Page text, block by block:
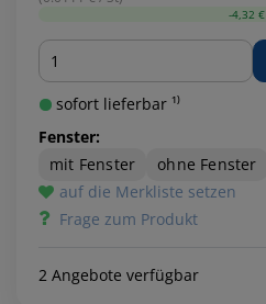
-4,32 €
Menge
sofort lieferbar ¹⁾
Fenster:
mit Fenster
ohne Fenster
auf die Merkliste setzen
Frage zum Produkt
2 Angebote verfügbar